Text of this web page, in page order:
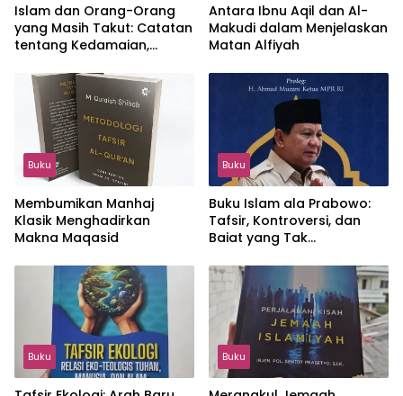
Islam dan Orang-Orang
yang Masih Takut: Catatan
tentang Kedamaian,
dalam Pemikiran Masykuri
Abdillah
Antara Ibnu Aqil dan Al-
Makudi dalam Menjelaskan
Matan Alfiyah
Buku
Membumikan Manhaj
Klasik Menghadirkan
Makna Maqasid
Buku
Buku Islam ala Prabowo:
Tafsir, Kontroversi, dan
Baiat yang Tak
Buku Buku